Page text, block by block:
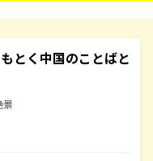
とく中国のことばと
景